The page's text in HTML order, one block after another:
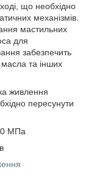
що необхідно
механізмів.
мастильних
для
забезпечить
масла та інших
живлення
пересунути
МПа